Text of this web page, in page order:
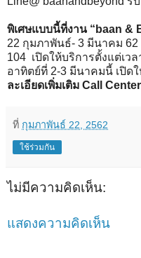
พิเศษแบบนี้ที่งาน “baan &
22 กุมภาพันธ์- 3 มีนาคม
104 เปิดให้บริการตั้งแต่เว
อาทิตย์ที่ 2-3 มีนาคมนี้ เปิด
ละเอียดเพิ่มเติม Call
ที่ กุมภาพันธ์ 22, 2562
ใช้ร่วมกัน
ไม่มีความคิดเห็น:
แสดงความคิดเห็น